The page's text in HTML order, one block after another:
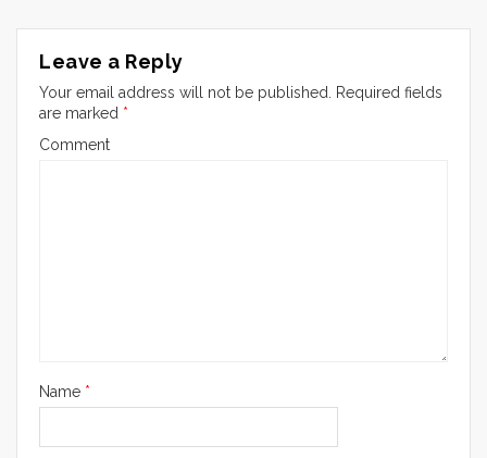
Leave a Reply
Your email address will not be published.
Required fields
are marked *
Comment
Name *